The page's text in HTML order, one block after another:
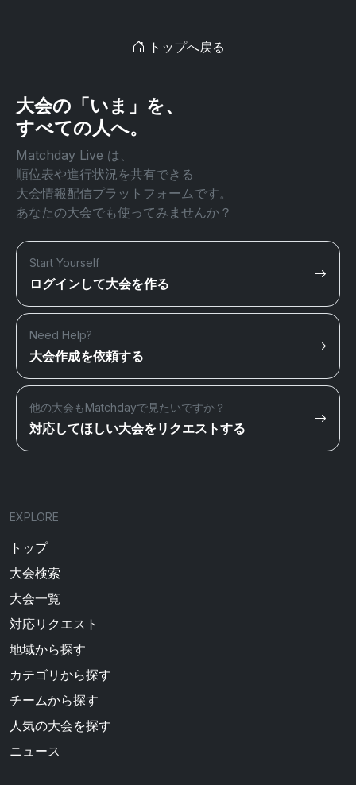
トップへ戻る
大会の「いま」を、
すべての人へ。
Matchday Live は、
順位表や進行状況を共有できる
大会情報配信プラットフォームです。
あなたの大会でも使ってみませんか？
Start Yourself
ログインして大会を作る
Need Help?
大会作成を依頼する
他の大会もMatchdayで見たいですか？
対応してほしい大会をリクエストする
EXPLORE
トップ
大会検索
大会一覧
対応リクエスト
地域から探す
カテゴリから探す
チームから探す
人気の大会を探す
ニュース